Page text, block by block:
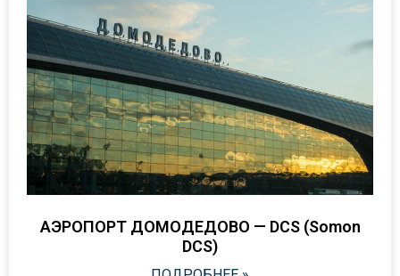
АЭРОПОРТ ДОМОДЕДОВО — DCS (Somon
DCS)